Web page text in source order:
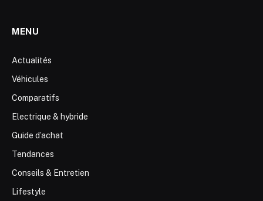
MENU
Actualités
Véhicules
Comparatifs
Electrique & hybride
Guide d’achat
Tendances
Conseils & Entretien
Lifestyle